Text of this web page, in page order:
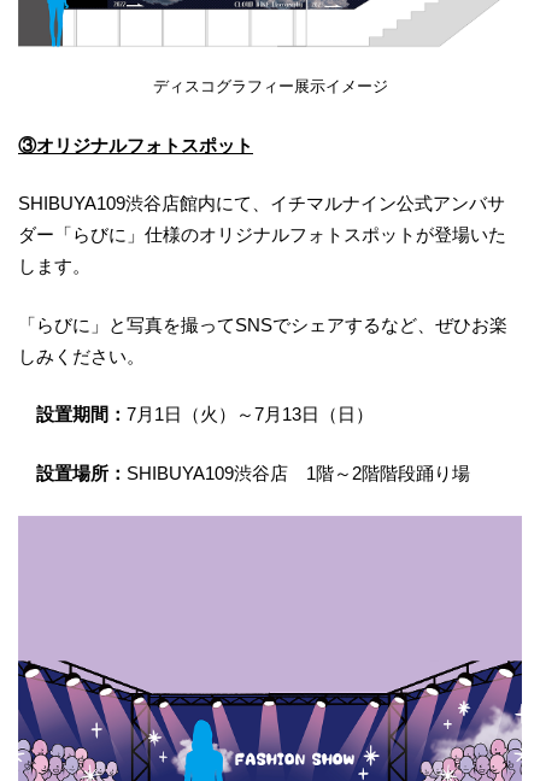
ディスコグラフィー展示イメージ
③オリジナルフォトスポット
SHIBUYA109渋谷店館内にて、イチマルナイン公式アンバサ
ダー「らびに」仕様のオリジナルフォトスポットが登場いた
します。
「らびに」と写真を撮ってSNSでシェアするなど、ぜひお楽
しみください。
設置期間： 7月1日（火）～7月13日（日）
設置場所： SHIBUYA109渋谷店 1階～2階階段踊り場